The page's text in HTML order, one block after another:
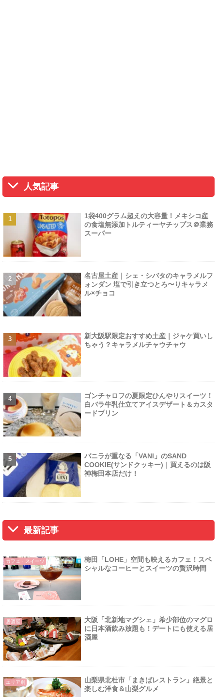
人気記事
1袋400グラム超えの大容量！メキシコ産
の食塩無添加トルティーヤチップス＠業務
スーパー
名古屋土産｜シェ・シバタのキャラメルフ
ォンダン 塩で引き立つとろ〜りキャラメ
ル×チョコ
新大阪駅限定おすすめ土産｜ジャケ買いし
ちゃう？キャラメルチャウチャウ
ゴンチャロフの夏限定ひんやりスイーツ！
白バラ牛乳仕立てアイスデザート＆カスタ
ードプリン
バニラが重なる「VANI」のSAND
COOKIE(サンドクッキー)｜買えるのは阪
神梅田本店だけ！
最新記事
カフェ・スイーツ
梅田「LOHE」空間も映えるカフェ！スペ
シャルなコーヒーとスイーツの贅沢時間
居酒屋
大阪「北新地マグシェ」希少部位のマグロ
に日本酒飲み放題も！デートにも使える居
酒屋
エリア別
山梨県北杜市「まきばレストラン」絶景と
楽しむ洋食＆山梨グルメ